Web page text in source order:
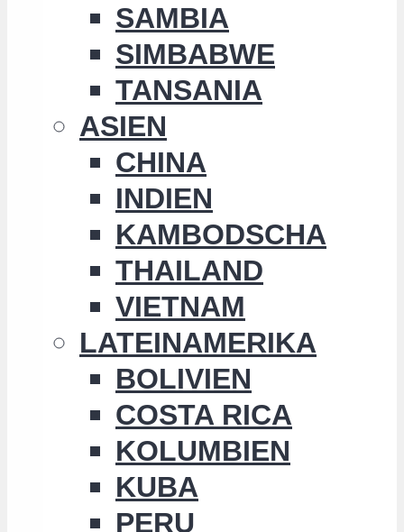
SAMBIA
SIMBABWE
TANSANIA
ASIEN
CHINA
INDIEN
KAMBODSCHA
THAILAND
VIETNAM
LATEINAMERIKA
BOLIVIEN
COSTA RICA
KOLUMBIEN
KUBA
PERU